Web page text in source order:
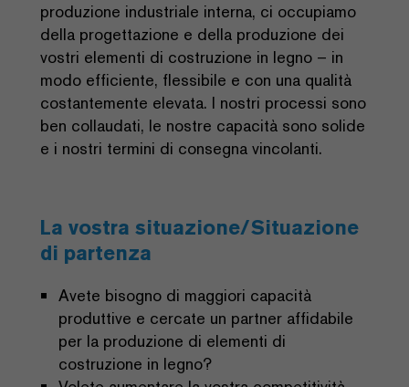
produzione industriale interna, ci occupiamo
della progettazione e della produzione dei
vostri elementi di costruzione in legno – in
modo efficiente, flessibile e con una qualità
costantemente elevata. I nostri processi sono
ben collaudati, le nostre capacità sono solide
e i nostri termini di consegna vincolanti.
La vostra situazione/Situazione
di partenza
Avete bisogno di maggiori capacità
produttive e cercate un partner affidabile
per la produzione di elementi di
costruzione in legno?